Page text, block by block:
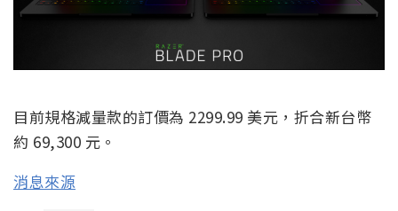
目前規格減量款的訂價為 2299.99 美元，折合新台幣
約 69,300 元。
消息來源